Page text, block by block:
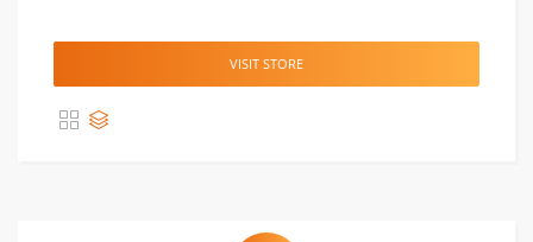
VISIT STORE